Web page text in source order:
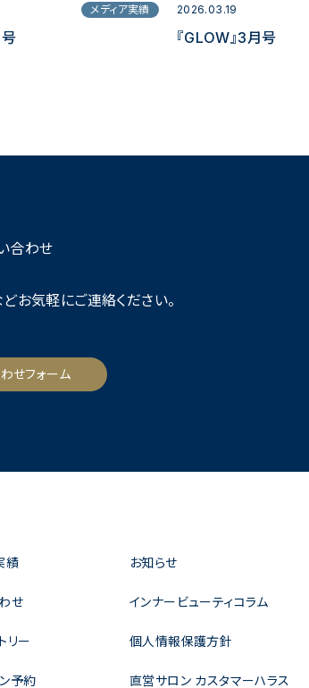
メディア実績 2026.03.19
『GLOW』3月号
合わせ
どお気軽にご連絡ください。
せフォーム
績
せ
リー
予約
お知らせ
インナービューティコラム
個人情報保護方針
直営サロン カスタマーハラス